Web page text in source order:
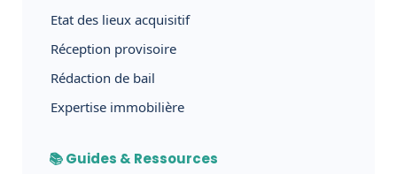
Etat des lieux acquisitif
Réception provisoire
Rédaction de bail
Expertise immobilière
📚 Guides & Ressources